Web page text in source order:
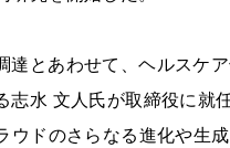
達とあわせて、ヘルスケ
志水 文人氏が取締役に就
ウドのさらなる進化や生